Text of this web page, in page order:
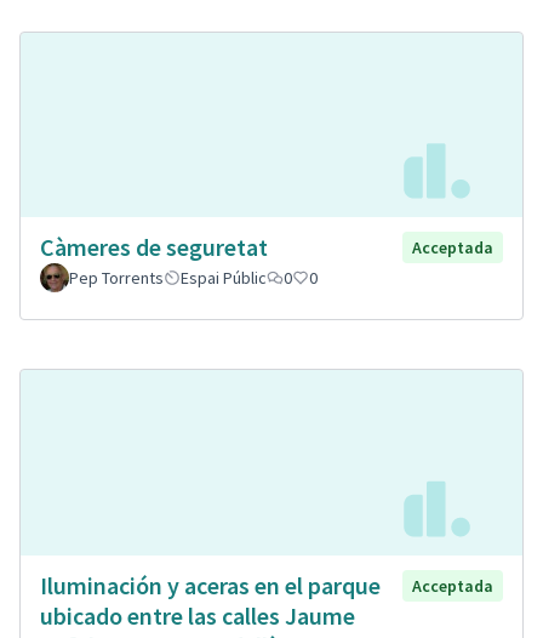
Càmeres de seguretat
Acceptada
Pep Torrents
Espai Públic 0 0
Iluminación y aceras en el parque
ubicado entre las calles Jaume
Acceptada